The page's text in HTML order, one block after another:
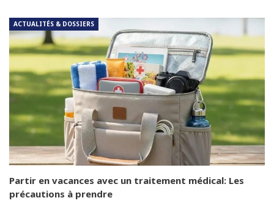
ACTUALITÉS & DOSSIERS
Partir en vacances avec un traitement médical: Les
précautions à prendre